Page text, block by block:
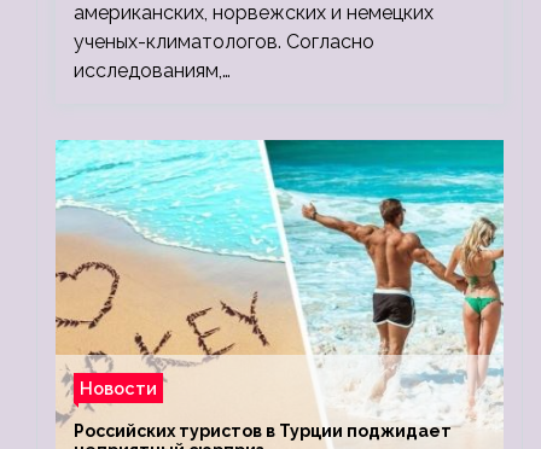
американских, норвежских и немецких
ученых-климатологов. Согласно
исследованиям,…
Новости
Российских туристов в Турции поджидает